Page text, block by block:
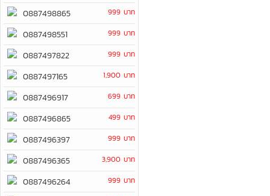
0887498865 999 บาท
0887498551 999 บาท
0887497822 999 บาท
0887497165 1,900 บาท
0887496917 699 บาท
0887496865 499 บาท
0887496397 999 บาท
0887496365 3,900 บาท
0887496264 999 บาท